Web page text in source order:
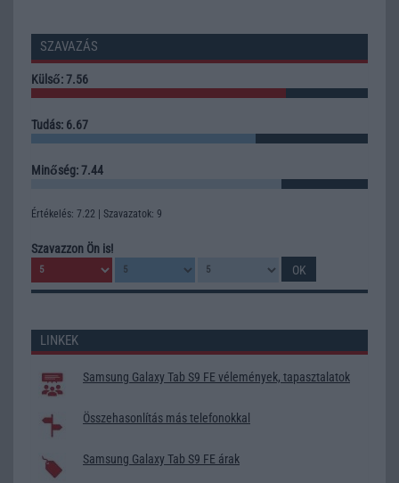
SZAVAZÁS
Külső: 7.56
Tudás: 6.67
Minőség: 7.44
Értékelés: 7.22 | Szavazatok: 9
Szavazzon Ön is!
LINKEK
Samsung Galaxy Tab S9 FE vélemények, tapasztalatok
Összehasonlítás más telefonokkal
Samsung Galaxy Tab S9 FE árak